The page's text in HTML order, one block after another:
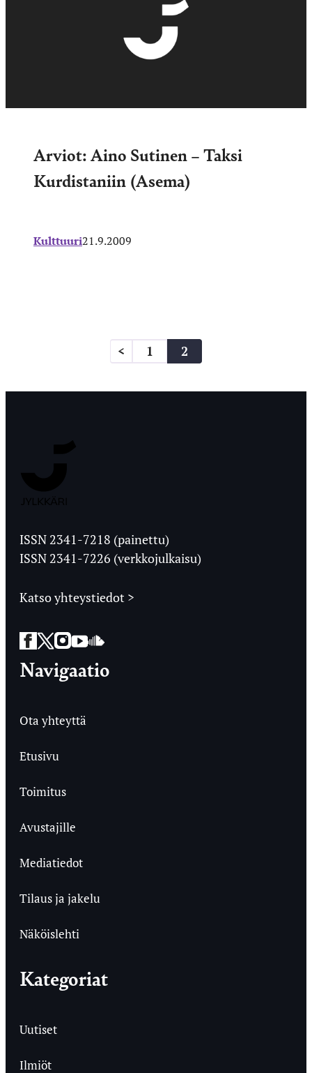
Arviot: Aino Sutinen – Taksi
Kurdistaniin (Asema)
Kulttuuri21.9.2009
Artikkelien
sivutus
< 1 2
Ylioppilaslehti
ISSN 2341-7218 (painettu)
ISSN 2341-7226 (verkkojulkaisu)
Katso yhteystiedot >
Facebook
Twitter
Instagram
YouTube
SoundCloud
Navigaatio
Ota yhteyttä
Etusivu
Toimitus
Avustajille
Mediatiedot
Tilaus ja jakelu
Näköislehti
Kategoriat
Uutiset
Ilmiöt